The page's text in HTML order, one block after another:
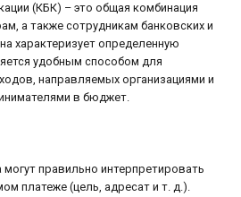
(КБК) – это общая комбинация
а также сотрудникам банковских и
характеризует определенную
удобным способом для
направляемых организациями и
в бюджет.
правильно интерпретировать
платеже (цель, адресат и т. д.).